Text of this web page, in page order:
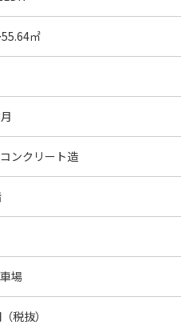
㎡
ンクリート造
場
税抜）